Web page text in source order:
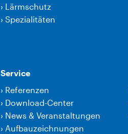
› Lärmschutz
› Spezialitäten
Service
› Referenzen
› Download-Center
› News & Veranstaltungen
› Aufbauzeichnungen